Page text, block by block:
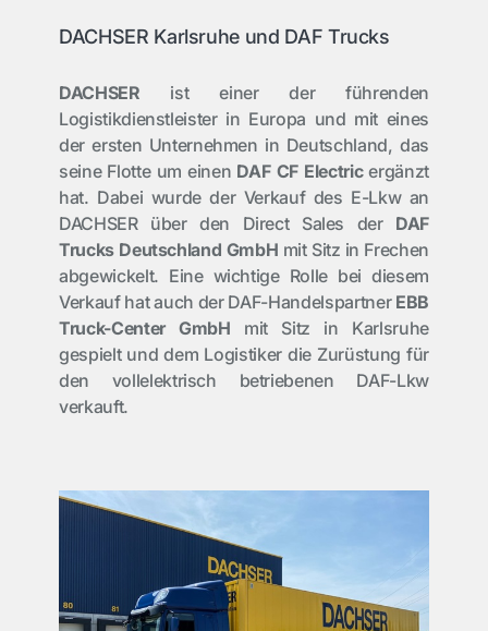
DACHSER Karlsruhe und DAF Trucks
DACHSER ist einer der führenden
Logistikdienstleister in Europa und mit eines
der ersten Unternehmen in Deutschland, das
seine Flotte um einen DAF CF Electricergänzt
hat. Dabei wurde der Verkauf des E-Lkw an
DACHSER über den Direct Sales der DAF
Trucks Deutschland GmbH mit Sitz in Frechen
abgewickelt. Eine wichtige Rolle bei diesem
Verkauf hat auch der DAF-Handelspartner EBB
Truck-Center GmbH mit Sitz in Karlsruhe
gespielt und dem Logistiker die Zurüstung für
den vollelektrisch betriebenen DAF-Lkw
verkauft.